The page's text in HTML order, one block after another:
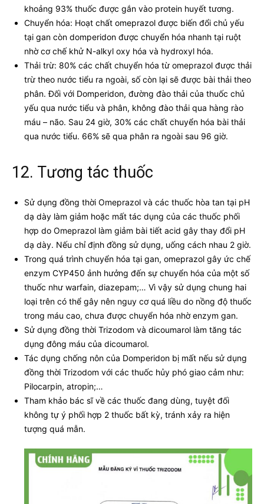
khoảng 93% thuốc được gắn vào protein huyết tương.
Chuyển hóa: Hoạt chất omeprazol được biến đổi chủ yếu
tại gan còn domperidon được chuyển hóa nhanh tại ruột
nhờ cơ chế khử N-alkyl oxy hóa và hydroxyl hóa.
Thải trừ: 80% các chất chuyển hóa từ omeprazol được thải
trừ theo nước tiểu ra ngoài, số còn lại sẽ được bài thải theo
phân. Đối với Domperidon, đường đào thải của thuốc chủ
yếu qua nước tiểu và phân, không đào thải qua hàng rào
máu – não. Sau 24 giờ, 30% các chất chuyển hóa bài thải
qua nước tiểu. 66% sẽ qua phân ra ngoài sau 96 giờ.
12. Tương tác thuốc
Sử dụng đồng thời Omeprazol và các thuốc hòa tan tại pH
dạ dày làm giảm hoặc mất tác dụng của các thuốc phối
hợp do Omeprazol làm giảm bài tiết acid gây thay đổi pH
dạ dày. Nếu chỉ định đồng sử dụng, uống cách nhau 2 giờ.
Trong quá trình chuyển hóa tại gan, omeprazol gây ức chế
enzym CYP450 ảnh hưởng đến sự chuyển hóa của một số
thuốc như warfain, diazepam;… Vì vậy sử dụng chung hai
loại trên có thể gây nên nguy cơ quá liều do nồng độ thuốc
trong máu cao, chưa được chuyển hóa nhờ enzym gan.
Sử dụng đồng thời Trizodom và dicoumarol làm tăng tác
dụng đông máu của dicoumarol.
Tác dụng chống nôn của Domperidon bị mất nếu sử dụng
đồng thời Trizodom với các thuốc hủy phó giao cảm như:
Pilocarpin, atropin;…
Tham khảo bác sĩ về các thuốc đang dùng, tuyệt đối
không tự ý phối hợp 2 thuốc bất kỳ, tránh xảy ra hiện
tượng quá mẫn.